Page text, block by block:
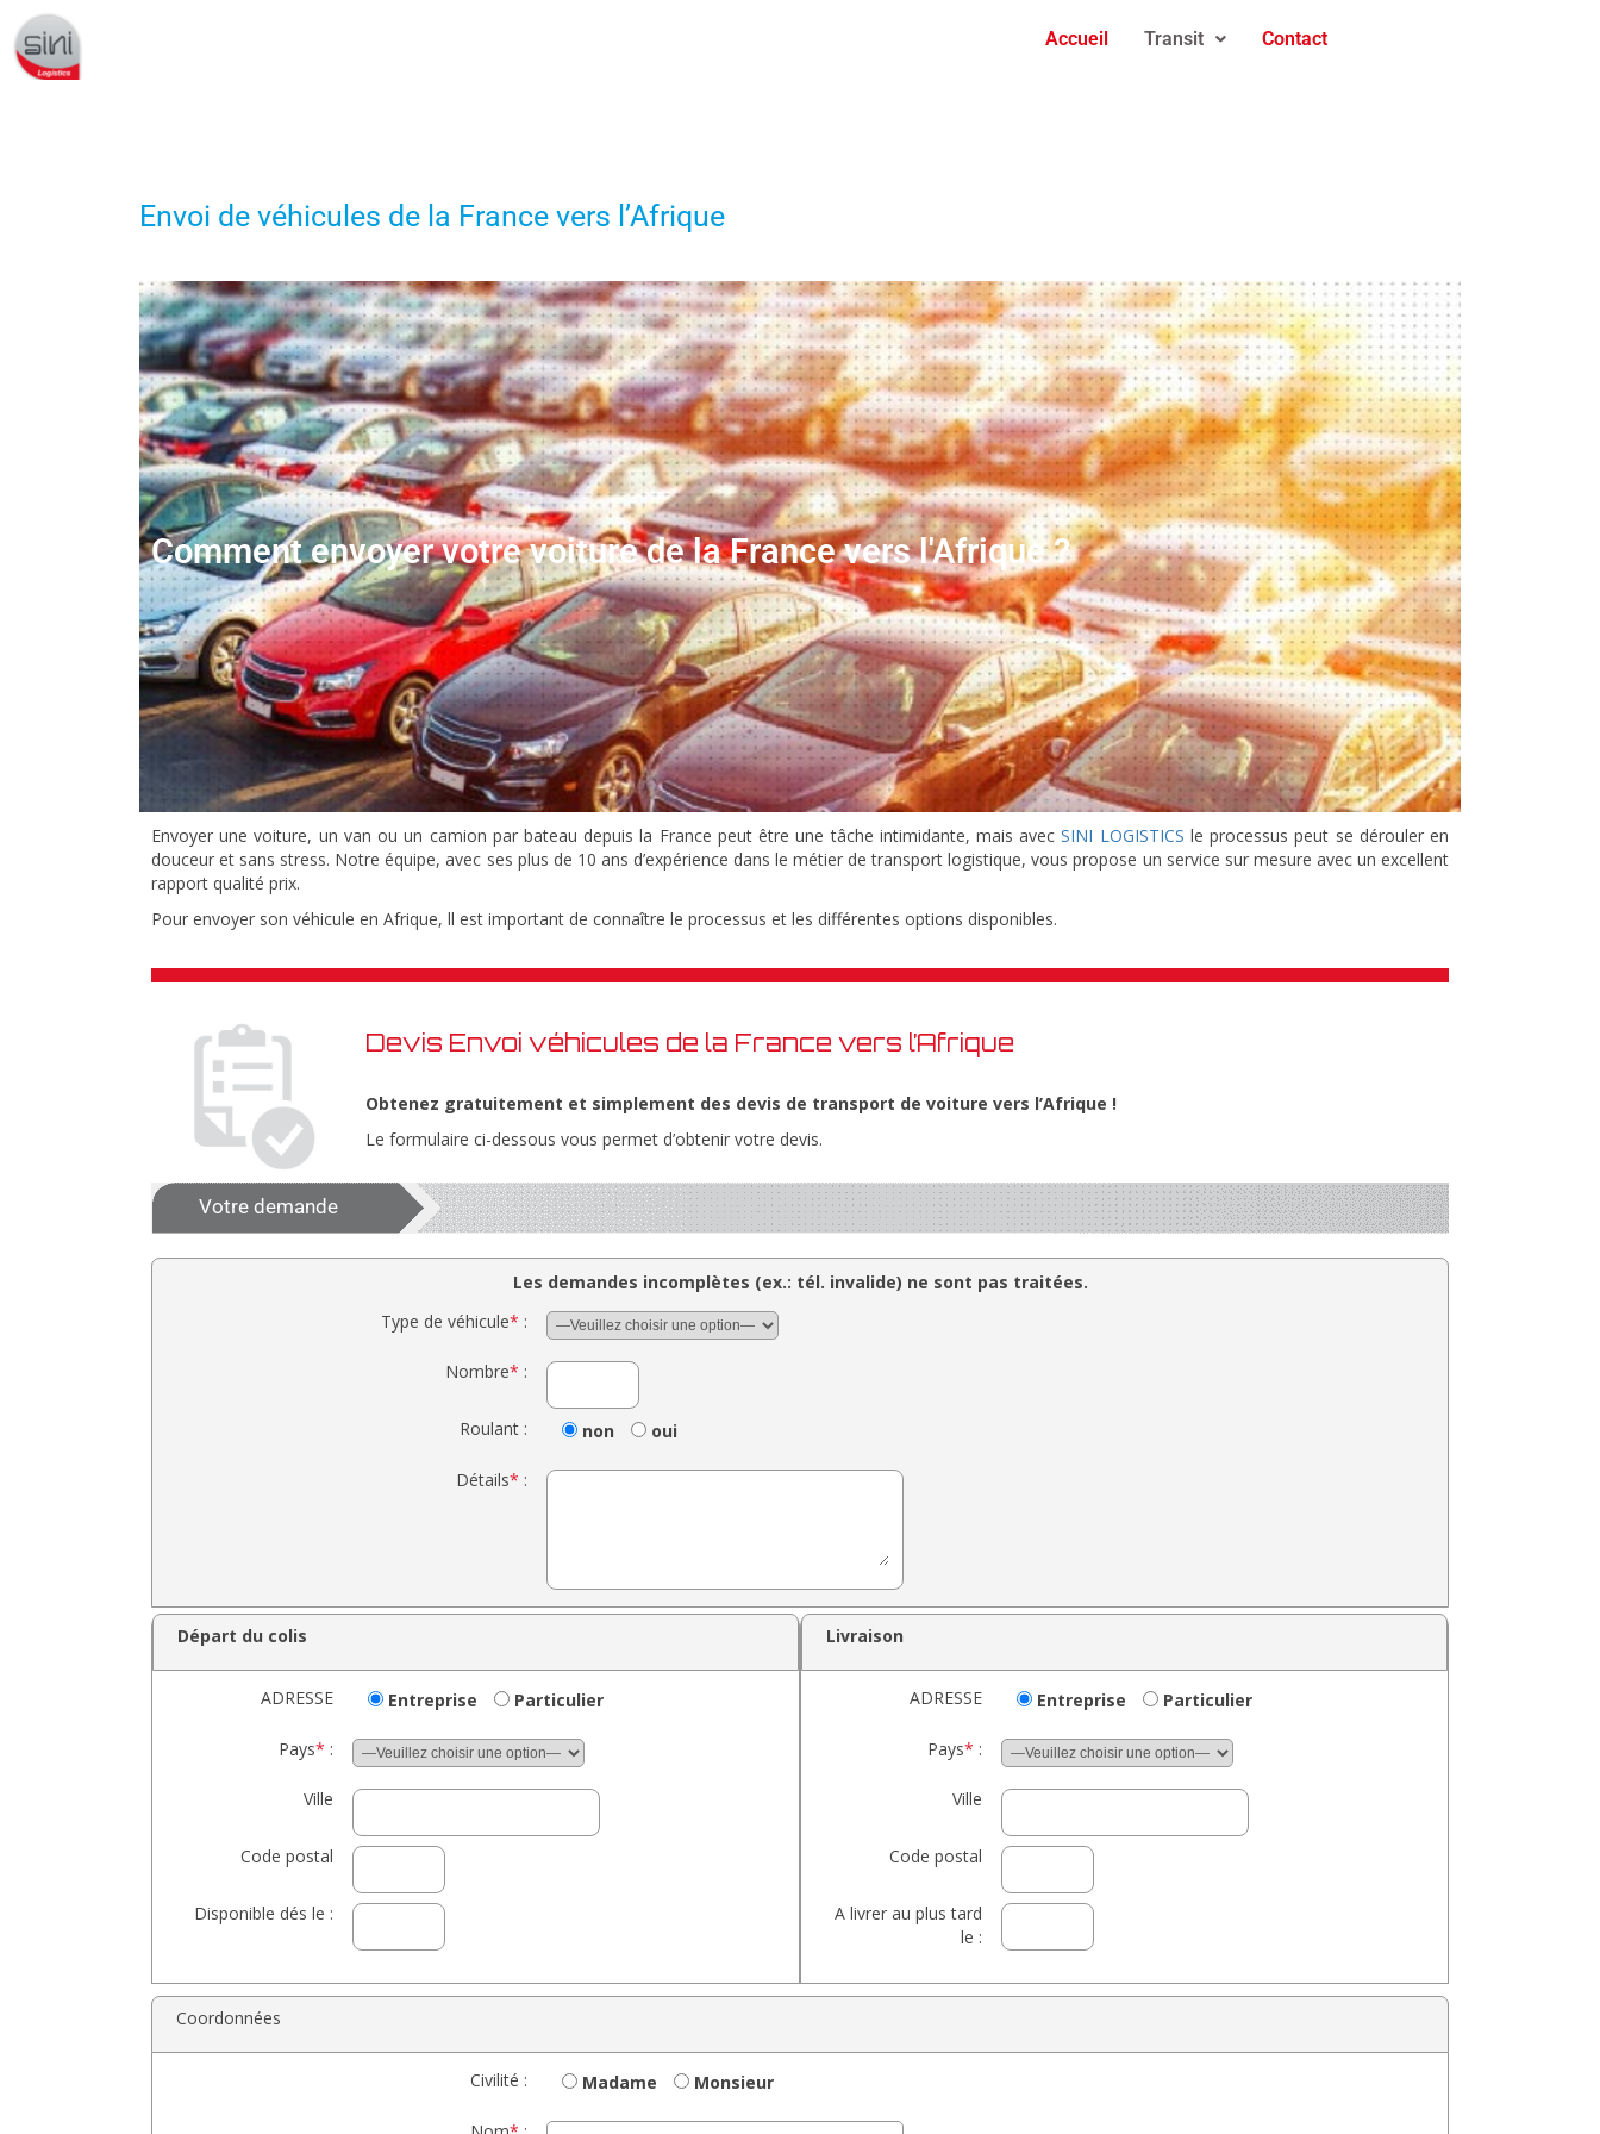
Accueil Transit Contact
Envoi de véhicules de la France vers l’Afrique
Comment envoyer votre voiture de la France vers l'Afrique ?
Envoyer une voiture, un van ou un camion par bateau depuis la France peut être une tâche intimidante, mais avecSINI LOGISTICS le processus peut se dérouler en
douceur et sans stress. Notre équipe,avec ses plus de 10 ans d’expérience dans le métier de transport logistique, vous propose un service sur mesure avec un excellent
rapport qualité prix.
Pour envoyer son véhicule en Afrique, ll est important de connaître le processus et les différentes options disponibles.
Devis Envoi véhicules de la France vers l’Afrique
Obtenez gratuitement et simplement des devis de transport de voiture vers l’Afrique !
Le formulaire ci-dessous vous permet d’obtenir votre devis.
Votre demande
Les demandes incomplètes (ex.: tél. invalide) ne sont pas traitées.
Type de véhicule* :
Nombre* :
Roulant : non oui
Détails* :
Départ du colis
ADRESSE Entreprise Particulier
Pays* :
Ville
Code postal
Disponible dés le :
Livraison
ADRESSE Entreprise Particulier
Pays* :
Ville
Code postal
A livrer au plus tard
le :
Coordonnées
Civilité : Madame Monsieur